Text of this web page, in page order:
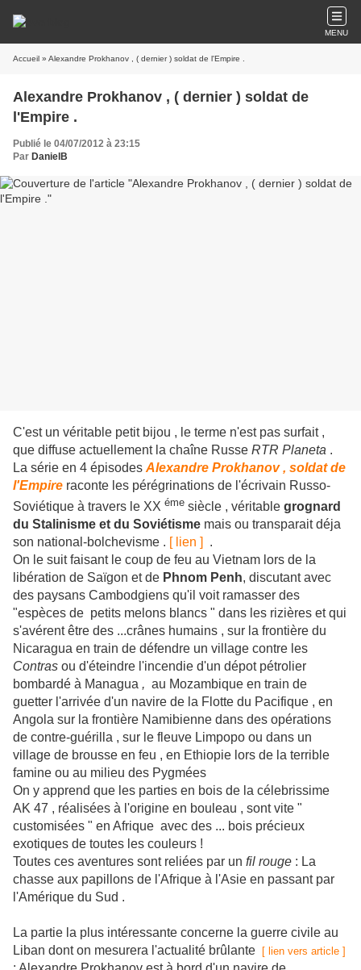
MENU
Accueil » Alexandre Prokhanov , ( dernier ) soldat de l'Empire .
Alexandre Prokhanov , ( dernier ) soldat de
l'Empire .
Publié le 04/07/2012 à 23:15
Par DanielB
C'est un véritable petit bijou , le terme n'est pas surfait ,
que diffuse actuellement la chaîne Russe RTR Planeta .
La série en 4 épisodes Alexandre Prokhanov , soldat de
l'Empire raconte les pérégrinations de l'écrivain Russo-
Soviétique à travers le XX éme siècle , véritable grognard
du Stalinisme et du Soviétisme mais ou transparait déja
son national-bolchevisme . [ lien ]
.
On le suit faisant le coup de feu au Vietnam lors de la
libération de Saïgon et de Phnom Penh, discutant avec
des paysans Cambodgiens qu'il voit ramasser des
"espèces de petits melons blancs " dans les rizières et qui
s'avérent être des ...crânes humains , sur la frontière du
Nicaragua en train de défendre un village contre les
Contras ou d'éteindre l'incendie d'un dépot pétrolier
bombardé à Managua , au Mozambique en train de
guetter l'arrivée d'un navire de la Flotte du Pacifique , en
Angola sur la frontière Namibienne dans des opérations
de contre-guérilla , sur le fleuve Limpopo ou dans un
village de brousse en feu , en Ethiopie lors de la terrible
famine ou au milieu des Pygmées
On y apprend que les parties en bois de la célebrissime
AK 47 , réalisées à l'origine en bouleau , sont vite "
customisées " en Afrique avec des ... bois précieux
exotiques de toutes les couleurs !
Toutes ces aventures sont reliées par un fil rouge : La
chasse aux papillons de l'Afrique à l'Asie en passant par
l'Amérique du Sud .
La partie la plus intéressante concerne la guerre civile au
Liban dont on mesurera l'actualité brûlante [ lien vers article ]